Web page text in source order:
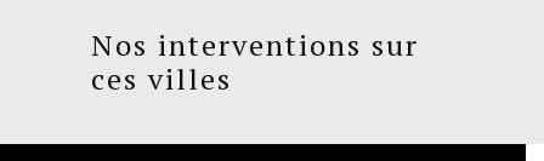
Nos interventions sur
ces villes